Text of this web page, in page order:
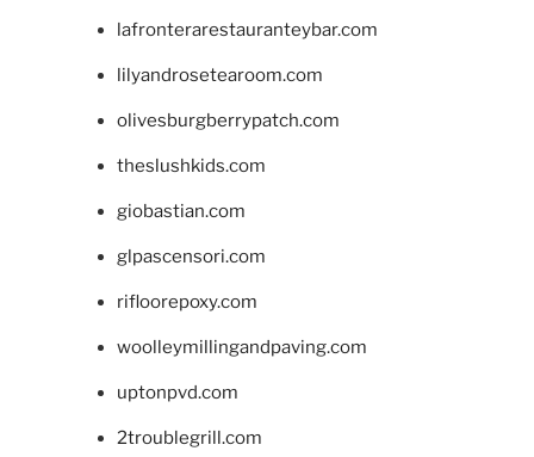
lafronterarestauranteybar.com
lilyandrosetearoom.com
olivesburgberrypatch.com
theslushkids.com
giobastian.com
glpascensori.com
rifloorepoxy.com
woolleymillingandpaving.com
uptonpvd.com
2troublegrill.com